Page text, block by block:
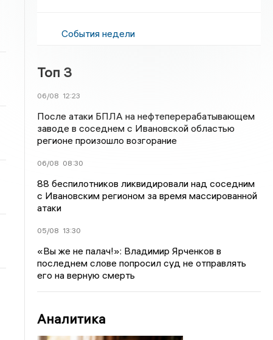
События недели
Топ 3
06/08 12:23
После атаки БПЛА на нефтеперерабатывающем
заводе в соседнем с Ивановской областью
регионе произошло возгорание
06/08 08:30
88 беспилотников ликвидировали над соседним
с Ивановским регионом за время массированной
атаки
05/08 13:30
«Вы же не палач!»: Владимир Ярченков в
последнем слове попросил суд не отправлять
его на верную смерть
Аналитика